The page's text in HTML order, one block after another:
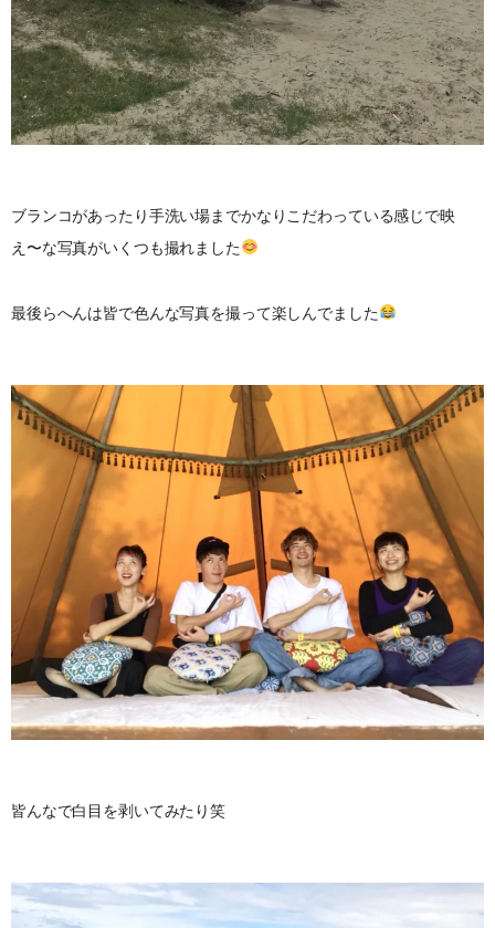
ブランコがあったり手洗い場までかなりこだわっている感じで映
え〜な写真がいくつも撮れました
最後らへんは皆で色んな写真を撮って楽しんでました
皆んなで白目を剥いてみたり笑